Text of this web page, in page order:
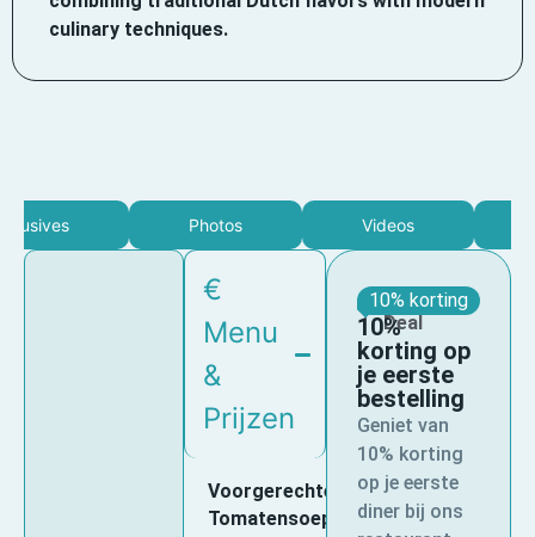
culinary techniques.
Photos Videos
€
Menu
&
Prijzen
Voorgerechten
Tomatensoep
€6.50
Member
Deal
10% korting
10%
korting op
je eerste
bestelling
Geniet van
10% korting
op je eerste
diner bij ons